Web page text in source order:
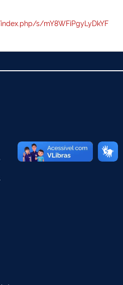
s/mY8WFiPgyLyDkYF